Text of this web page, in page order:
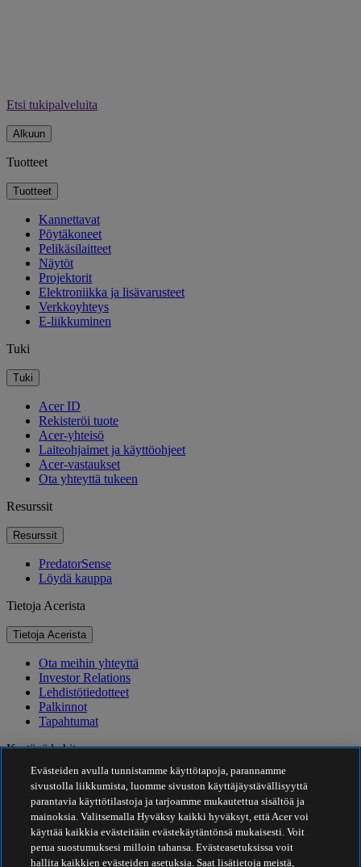
Etsi tukipalveluita
Alkuun
Tuotteet
Tuotteet
Kannettavat
Pöytäkoneet
Pelikäsilaitteet
Näytöt
Projektorit
Elektroniikka ja lisävarusteet
Verkkoyhteys
E-liikkuminen
Tuki
Tuki
Acer ID
Rekisteröi tuote
Acer-yhteisö
Laiteohjaimet ja käyttöohjeet
Acer-vastaukset
Ota yhteyttä tukeen
Resurssit
Resurssit
PredatorSense
Löydä kauppa
Tietoja Acerista
Tietoja Acerista
Ota meihin yhteyttä
Investor Relations
Lehdistötiedotteet
Palkinnot
Tapahtumat
Kestävä kehitys
Kestävä kehitys
Yhteiskuntavastuu
Tuotteen hiilijalanjälki
Project Humanity
Earthion
Evästeiden avulla tunnistamme käyttötapoja, parannamme
sivustolla liikkumista, luomme sivuston käyttäjäystävällisyyttä
parantavia käyttötilastoja ja tarjoamme mukautettua sisältöä ja
mainoksia. Valitsemalla Hyväksy kaikki hyväksyt, että Acer voi
käyttää kaikkia evästeitään evästekäytäntönsä mukaisesti. Voit
perua suostumuksesi milloin tahansa. Evästeasetuksissa voit
hallita kaikkien evästeiden asetuksia. Saat lisätietoja meistä,